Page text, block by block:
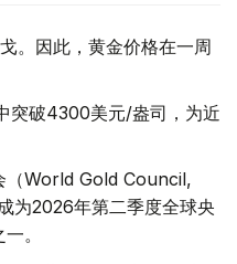
。因此，黄金价格在一周
突破4300美元/盎司，为近
（World Gold Council,
为2026年第二季度全球央
。